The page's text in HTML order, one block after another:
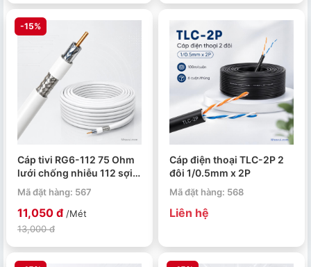
-15%
Cáp tivi RG6-112 75 Ohm
lưới chống nhiễu 112 sợi
305m/cuộn
Mã đặt hàng: 567
11,050 đ /Mét
13,000 đ
Cáp điện thoại TLC-2P 2
đôi 1/0.5mm x 2P
Mã đặt hàng: 568
Liên hệ